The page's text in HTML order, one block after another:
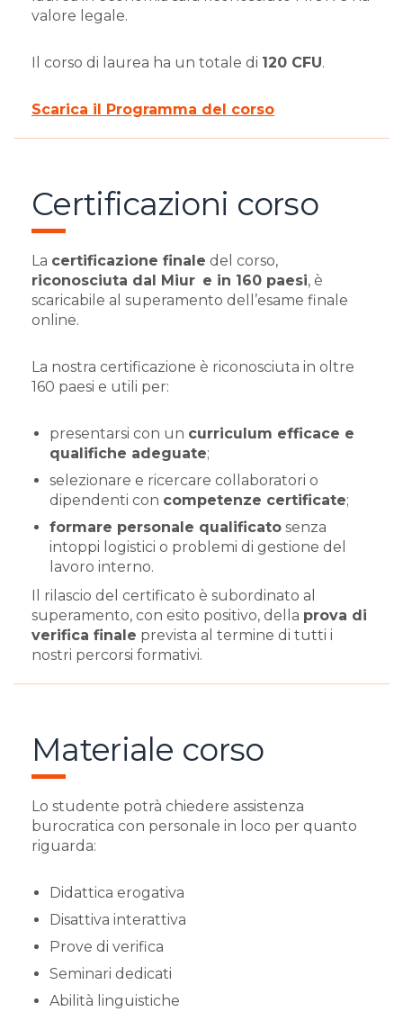
valore legale.
Il corso di laurea ha un totale di 120 CFU.
Scarica il Programma del corso
Certificazioni corso
La certificazione finale del corso,
riconosciuta dal Miur e in 160 paesi, è
scaricabile al superamento dell’esame finale
online.
La nostra certificazione è riconosciuta in oltre
160 paesi e utili per:
presentarsi con un curriculum efficace e
qualifiche adeguate;
selezionare e ricercare collaboratori o
dipendenti con competenze certificate;
formare personale qualificato senza
intoppi logistici o problemi di gestione del
lavoro interno.
Il rilascio del certificato è subordinato al
superamento, con esito positivo, della prova di
verifica finale prevista al termine di tutti i
nostri percorsi formativi.
Materiale corso
Lo studente potrà chiedere assistenza
burocratica con personale in loco per quanto
riguarda:
Didattica erogativa
Disattiva interattiva
Prove di verifica
Seminari dedicati
Abilità linguistiche